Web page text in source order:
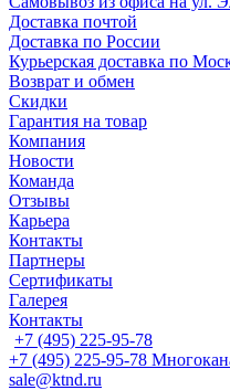
Доставка почтой
Доставка по России
Курьерская доставка по
Возврат и обмен
Скидки
Гарантия на товар
Компания
Новости
Команда
Отзывы
Карьера
Контакты
Партнеры
Сертификаты
Галерея
Контакты
+7 (495) 225-95-78
+7 (495) 225-95-78
sale@ktnd.ru